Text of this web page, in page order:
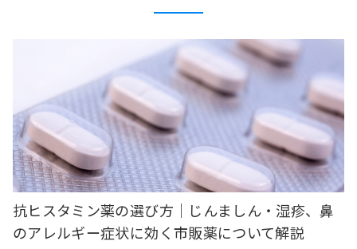
抗ヒスタミン薬の選び方｜じんましん・湿疹、鼻
のアレルギー症状に効く市販薬について解説